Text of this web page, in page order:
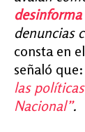
desinforma
denuncias
consta en
señaló que:
las
Nacional”.